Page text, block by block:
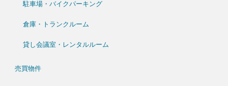
駐車場・バイクパーキング
倉庫・トランクルーム
貸し会議室・レンタルルーム
売買物件